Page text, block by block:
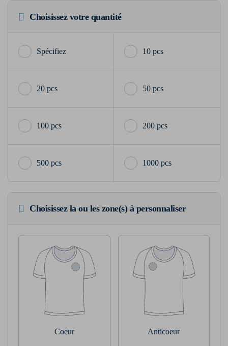
Choisissez votre quantité
10 pcs
20 pcs 50 pcs
100 pcs 200 pcs
500 pcs 1000 pcs
Choisissez la ou les zone(s) à personnaliser
Coeur Anticoeur